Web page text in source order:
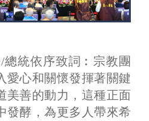
統依序致詞︰宗教團
愛心和關懷發揮著關鍵
美善的動力，這種正面
發酵，為更多人帶來希